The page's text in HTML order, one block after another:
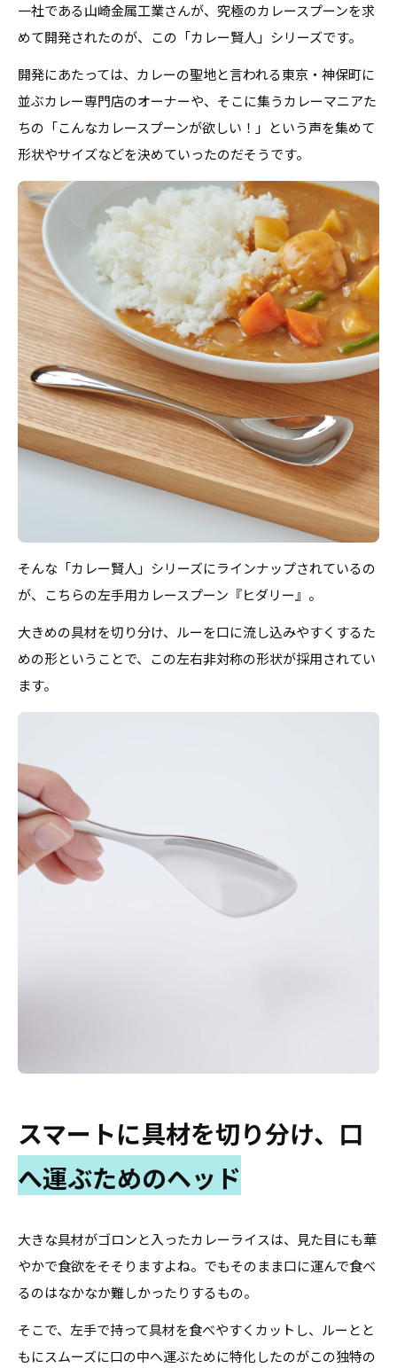
一社である山崎金属工業さんが、究極のカレースプーンを求
めて開発されたのが、この「カレー賢人」シリーズです。
開発にあたっては、カレーの聖地と言われる東京・神保町に
並ぶカレー専門店のオーナーや、そこに集うカレーマニアた
ちの「こんなカレースプーンが欲しい！」という声を集めて
形状やサイズなどを決めていったのだそうです。
そんな「カレー賢人」シリーズにラインナップされているの
が、こちらの左手用カレースプーン『ヒダリー』。
大きめの具材を切り分け、ルーを口に流し込みやすくするた
めの形ということで、この左右非対称の形状が採用されてい
ます。
スマートに具材を切り分け、口
へ運ぶためのヘッド
大きな具材がゴロンと入ったカレーライスは、見た目にも華
やかで食欲をそそりますよね。でもそのまま口に運んで食べ
るのはなかなか難しかったりするもの。
そこで、左手で持って具材を食べやすくカットし、ルーとと
もにスムーズに口の中へ運ぶために特化したのがこの独特の